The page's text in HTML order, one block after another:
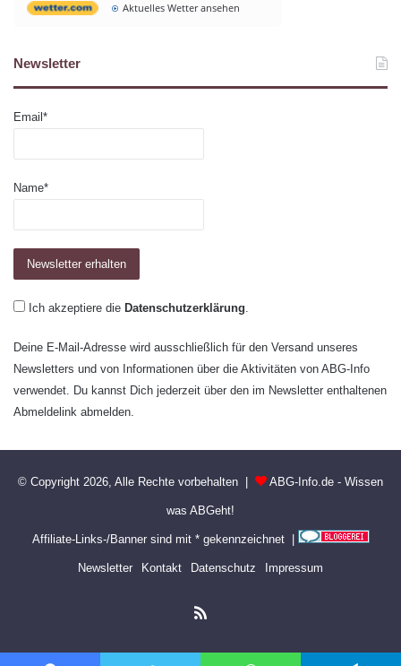
Aktuelles Wetter ansehen
Newsletter
Email*
Name*
Ich akzeptiere die Datenschutzerklärung.
Deine E-Mail-Adresse wird ausschließlich für den Versand unseres
Newsletters und von Informationen über die Aktivitäten von ABG-Info
verwendet. Du kannst Dich jederzeit über den im Newsletter enthaltenen
Abmeldelink abmelden.
© Copyright 2026, Alle Rechte vorbehalten | ABG-Info.de - Wissen
was ABGeht!
Affiliate-Links-/Banner sind mit * gekennzeichnet |
Newsletter Kontakt Datenschutz Impressum